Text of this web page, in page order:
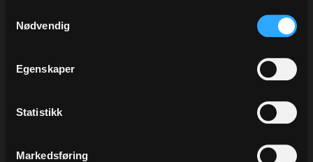
Nødvendig
Egenskaper
Statistikk
Markedsføring
Båndet på bildet heter art.no 5318.50
Tilbehør